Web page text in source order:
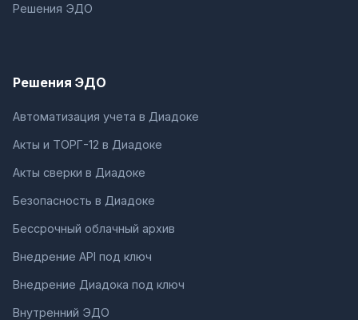
Решения ЭДО
Решения ЭДО
Автоматизация учета в Диадоке
Акты и ТОРГ-12 в Диадоке
Акты сверки в Диадоке
Безопасность в Диадоке
Бессрочный облачный архив
Внедрение API под ключ
Внедрение Диадока под ключ
Внутренний ЭДО